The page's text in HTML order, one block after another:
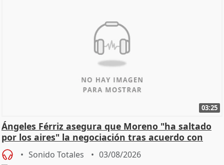
03:25
Ángeles Férriz asegura que Moreno "ha saltado
por los aires" la negociación tras acuerdo con
SMA
Sonido Totales 03/08/2026